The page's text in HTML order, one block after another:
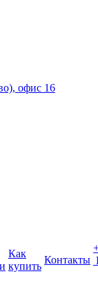
офис 16
Как
купить
Контакты